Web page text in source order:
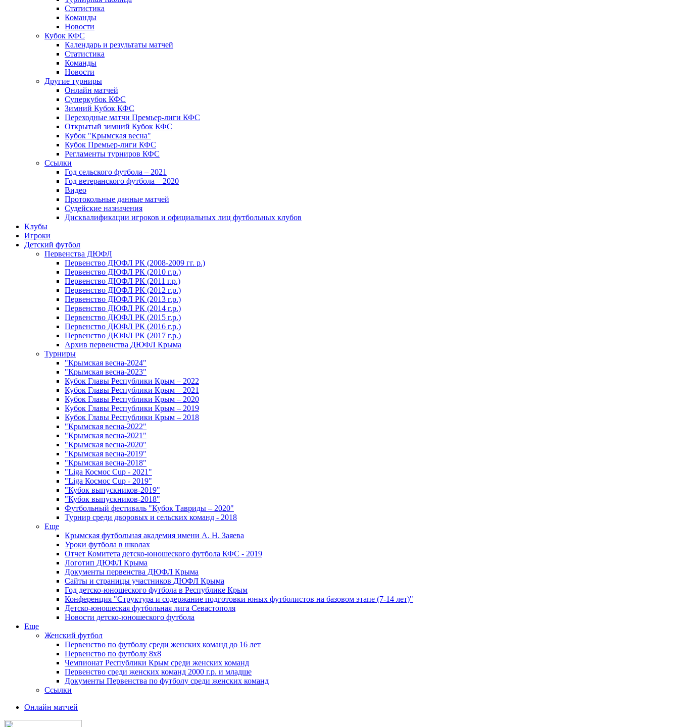
Статистика
Команды
Новости
Кубок КФС
Календарь и результаты матчей
Статистика
Команды
Новости
Другие турниры
Онлайн матчей
Суперкубок КФС
Зимний Кубок КФС
Переходные матчи Премьер-лиги КФС
Открытый зимний Кубок КФС
Кубок "Крымская весна"
Кубок Премьер-лиги КФС
Регламенты турниров КФС
Ссылки
Год сельского футбола – 2021
Год ветеранского футбола – 2020
Видео
Протокольные данные матчей
Судейские назначения
Дисквалификации игроков и официальных лиц футбольных клубов
Клубы
Игроки
Детский футбол
Первенства ДЮФЛ
Первенство ДЮФЛ РК (2008-2009 гг. р.)
Первенство ДЮФЛ РК (2010 г.р.)
Первенство ДЮФЛ РК (2011 г.р.)
Первенство ДЮФЛ РК (2012 г.р.)
Первенство ДЮФЛ РК (2013 г.р.)
Первенство ДЮФЛ РК (2014 г.р.)
Первенство ДЮФЛ РК (2015 г.р.)
Первенство ДЮФЛ РК (2016 г.р.)
Первенство ДЮФЛ РК (2017 г.р.)
Архив первенства ДЮФЛ Крыма
Турниры
"Крымская весна-2024"
"Крымская весна-2023"
Кубок Главы Республики Крым – 2022
Кубок Главы Республики Крым – 2021
Кубок Главы Республики Крым – 2020
Кубок Главы Республики Крым – 2019
Кубок Главы Республики Крым – 2018
"Крымская весна-2022"
"Крымская весна-2021"
"Крымская весна-2020"
"Крымская весна-2019"
"Крымская весна-2018"
"Liga Космос Cup - 2021"
"Liga Космос Cup - 2019"
"Кубок выпускников-2019"
"Кубок выпускников-2018"
Футбольный фестиваль "Кубок Тавриды – 2020"
Турнир среди дворовых и сельских команд - 2018
Еще
Крымская футбольная академия имени А. Н. Заяева
Уроки футбола в школах
Отчет Комитета детско-юношеского футбола КФС - 2019
Логотип ДЮФЛ Крыма
Документы первенства ДЮФЛ Крыма
Сайты и страницы участников ДЮФЛ Крыма
Год детско-юношеского футбола в Республике Крым
Конференция "Структура и содержание подготовки юных футболистов на базовом этапе (7-14 лет)"
Детско-юношеская футбольная лига Севастополя
Новости детско-юношеского футбола
Еще
Женский футбол
Первенство по футболу среди женских команд до 16 лет
Первенство по футболу 8х8
Чемпионат Республики Крым среди женских команд
Первенство среди женских команд 2000 г.р. и младше
Документы Первенства по футболу среди женских команд
Ссылки
Онлайн матчей